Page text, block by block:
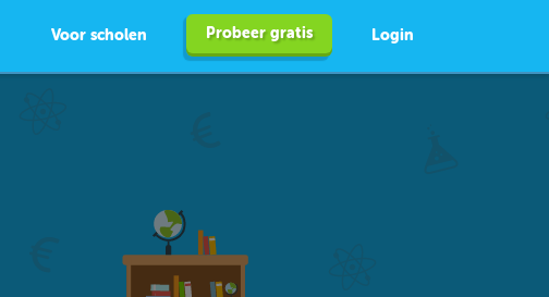
Voor scholen Probeer gratis Login